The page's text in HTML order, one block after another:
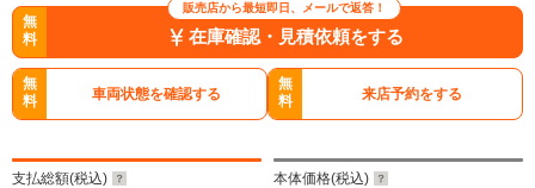
販売店から最短即日、メールで返答！
無
料
在庫確認・見積依頼をする
無
料
車両状態を確認する
無
料
来店予約をする
支払総額(税込) 本体価格(税込)